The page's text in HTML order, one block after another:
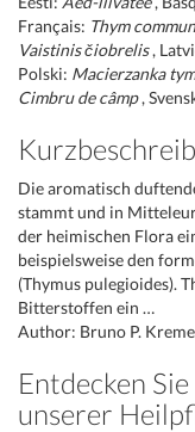
Français: Thym commun
Vaistinis čiobrelis,
Polski: Macierzanka
Cimbru de câmp,
Die aromatisch
stammt und in
der heimischen Flora
beispielsweise den
(Thymus pulegioides).
Bitterstoffen ein …
Author: Bruno P.
Entdecken
unserer